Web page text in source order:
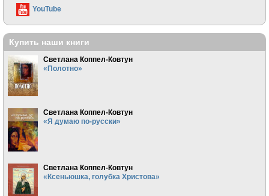
YouTube
Купить наши книги
Светлана Коппел-Ковтун
«Полотно»
Светлана Коппел-Ковтун
«Я думаю по-русски»
Светлана Коппел-Ковтун
«Ксеньюшка, голубка Христова»